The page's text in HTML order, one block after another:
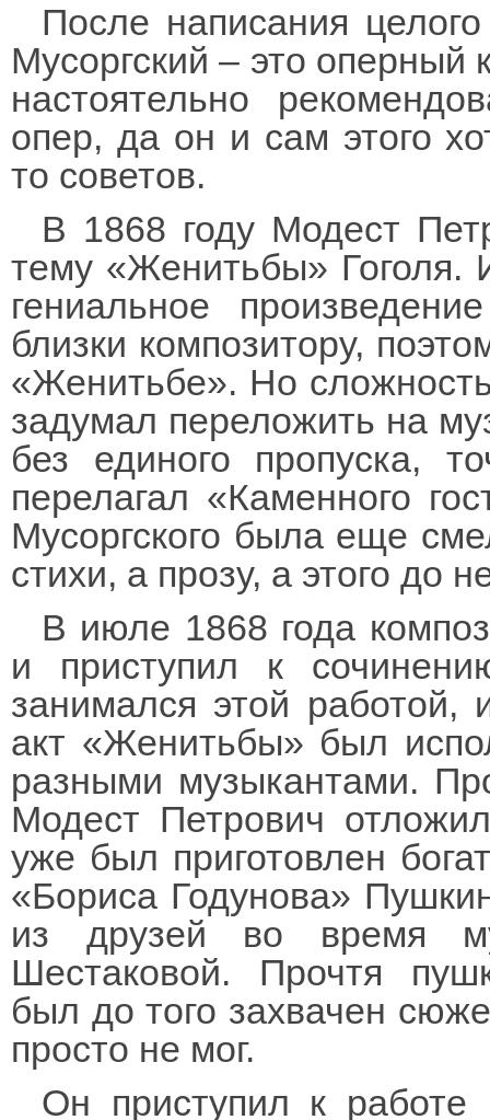
После написания
Мусоргский – это
настоятельно
опер, да он и сам этого
то советов.
В 1868 году Модест
тему «Женитьбы» Гоголя.
гениальное
близки композитору,
«Женитьбе». Но
задумал переложить на
без единого пропуска,
перелагал «Каменного
Мусоргского была еще
стихи, а прозу, а этого до
В июле 1868 года
и приступил к
занимался этой
акт «Женитьбы» был
разными музыкантами.
Модест Петрович
уже был приготовлен
«Бориса Годунова»
из друзей во время
Шестаковой. Прочтя
был до того захвачен
просто не мог.
Он приступил к